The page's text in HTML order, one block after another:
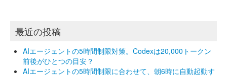
最近の投稿
AIエージェントの5時間制限対策。Codexは20,000トークン
前後がひとつの目安？
AIエージェントの5時間制限に合わせて、朝6時に自動起動す